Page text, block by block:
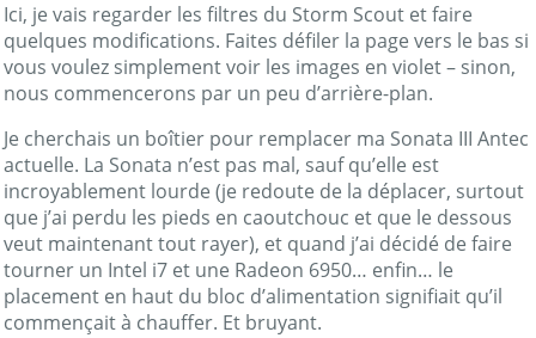
Ici, je vais regarder les filtres du Storm Scout et faire
quelques modifications. Faites défiler la page vers le bas si
vous voulez simplement voir les images en violet – sinon,
nous commencerons par un peu d’arrière-plan.
Je cherchais un boîtier pour remplacer ma Sonata III Antec
actuelle. La Sonata n’est pas mal, sauf qu’elle est
incroyablement lourde (je redoute de la déplacer, surtout
que j’ai perdu les pieds en caoutchouc et que le dessous
veut maintenant tout rayer), et quand j’ai décidé de faire
tourner un Intel i7 et une Radeon 6950… enfin… le
placement en haut du bloc d’alimentation signifiait qu’il
commençait à chauffer. Et bruyant.